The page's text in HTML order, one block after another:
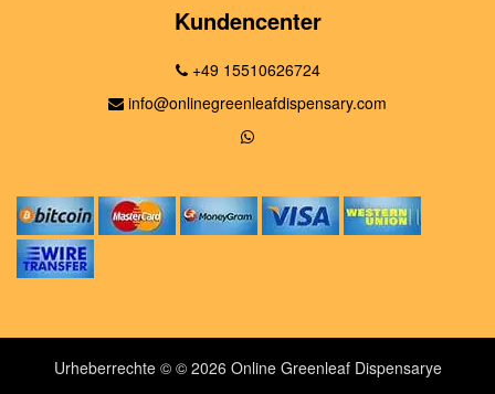
Kundencenter
+49 15510626724
info@onlinegreenleafdispensary.com
Urheberrechte © © 2026 Online Greenleaf Dispensarye